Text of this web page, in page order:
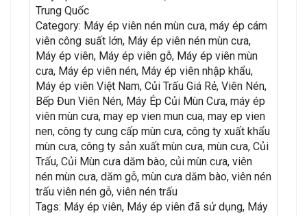
Trung Quốc
Category: Máy ép viên nén mùn cưa, máy ép cám
viên công suất lớn, Máy ép viên nén mùn cưa,
Máy ép viên, Máy ép viên gỗ, Máy ép viên mùn
cưa, Máy ép viên nén, Máy ép viên nhập khẩu,
Máy ép viên Việt Nam, Củi Trấu Giá Rẻ, Viên Nén,
Bếp Đun Viên Nén, Máy Ép Củi Mùn Cưa, máy ép
viên mùn cưa, may ep vien mun cua, may ep vien
nen, công ty cung cấp mùn cưa, công ty xuất khẩu
mùn cưa, công ty sản xuất mùn cưa, mùn cưa, Củi
Trấu, Củi Mùn cưa dăm bào, củi mùn cưa, viên
nén mùn cưa, dăm gỗ, mùn cưa dăm bào, viên nén
trấu viên nén gỗ, viên nén trấu
Tags: Máy ép viên, Máy ép viên đã sử dụng, Máy